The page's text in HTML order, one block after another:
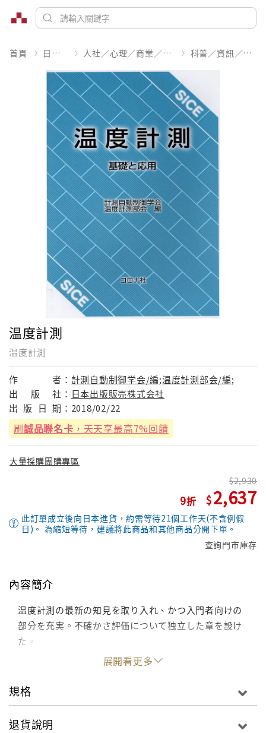
首頁 日文書 人社／心理／商業／其他 科普／資訊／工程
温度計測
温度計測
作 者： 計測自動制御学会/編;温度計測部会/編;
出
版 社： 日本出版販売株式会社
出 版 日 期： 2018/02/22
刷誠品聯名卡 ，天天享最高7%回饋
大量採購團購專區
9
2,930
2,637
此訂單成立後向日本進貨，約需等待21個工作天(不含例假
日)。 為縮短等待，建議將此商品和其他商品分開下單。
查詢門市庫存
內容簡介
温度計測の最新の知見を取り入れ、かつ入門者向けの
部分を充実。不確かさ評価について独立した章を設け
た。
展開看更多
規格
退貨說明